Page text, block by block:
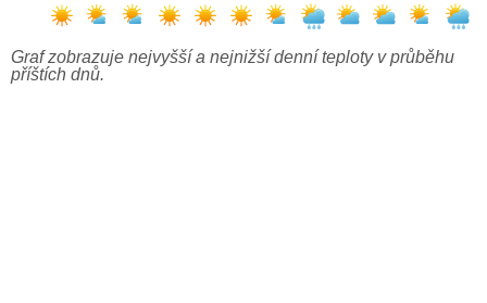
Graf zobrazuje nejvyšší a nejnižší denní teploty v průběhu
příštích dnů.